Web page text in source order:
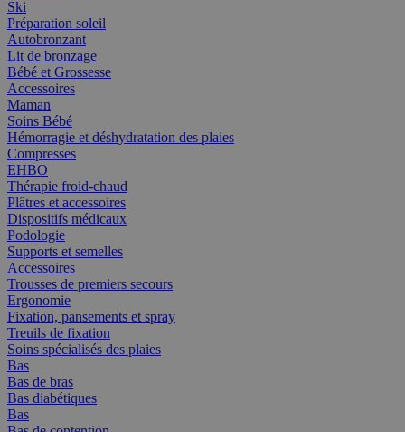
Ski
Préparation soleil
Autobronzant
Lit de bronzage
Bébé et Grossesse
Accessoires
Maman
Soins Bébé
Hémorragie et déshydratation des plaies
Compresses
EHBO
Thérapie froid-chaud
Plâtres et accessoires
Dispositifs médicaux
Podologie
Supports et semelles
Accessoires
Trousses de premiers secours
Ergonomie
Fixation, pansements et spray
Treuils de fixation
Soins spécialisés des plaies
Bas
Bas de bras
Bas diabétiques
Bas